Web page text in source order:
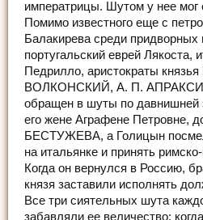
императрицы. Шутом у нее мог
Помимо известного еще с
Балакирева среди
португальский еврей Лякоста,
Педрилло, аристократы
ВОЛКОНСКИЙ, А. П.
обращен в шуты по давнишней
его жене Аграфене Петровне,
БЕСТУЖЕВА, а Голицын
на итальянке и принять
Когда он вернулся в Россию,
князя заставили исполнять
Все три сиятельных шута
забавляли ее величество: